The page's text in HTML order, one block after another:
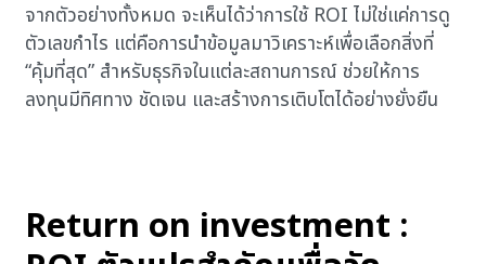
จากตัวอย่างทั้งหมด จะเห็นได้ว่าการใช้ ROI ไม่ใช่แค่การดู
ตัวเลขกำไร แต่คือการนำข้อมูลมาวิเคราะห์เพื่อเลือกสิ่งที่
“คุ้มที่สุด” สำหรับธุรกิจในแต่ละสถานการณ์ ช่วยให้การ
ลงทุนมีทิศทาง ชัดเจน และสร้างการเติบโตได้อย่างยั่งยืน
Return on investment :